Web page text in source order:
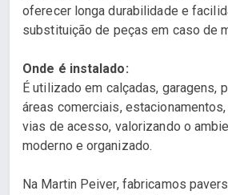
oferecer longa durabilidade e
substituição de peças em caso de
Onde é instalado:
É utilizado em calçadas, garagens,
áreas comerciais,
vias de acesso, valorizando o
moderno e organizado.
Na Martin Peiver, fabricamos